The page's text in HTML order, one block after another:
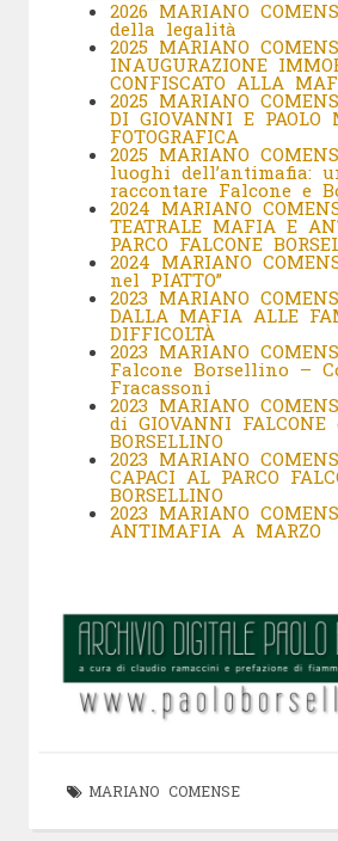
2026 MARIANO
della legalità
2025 MARIANO
INAUGURAZIONE
CONFISCATO ALLA
2025 MARIANO
DI GIOVANNI E PAOLO
FOTOGRAFICA
2025 MARIANO
luoghi dell’antimafia:
raccontare Falcone e
2024 MARIANO
TEATRALE MAFIA E
PARCO FALCONE
2024 MARIANO
nel PIATTO”
2023 MARIANO
DALLA MAFIA ALLE
DIFFICOLTÀ
2023 MARIANO
Falcone Borsellino –
Fracassoni
2023 MARIANO
di GIOVANNI FALCONE
BORSELLINO
2023 MARIANO
CAPACI AL PARCO
BORSELLINO
2023 MARIANO
ANTIMAFIA A MARZO
MARIANO COMENSE